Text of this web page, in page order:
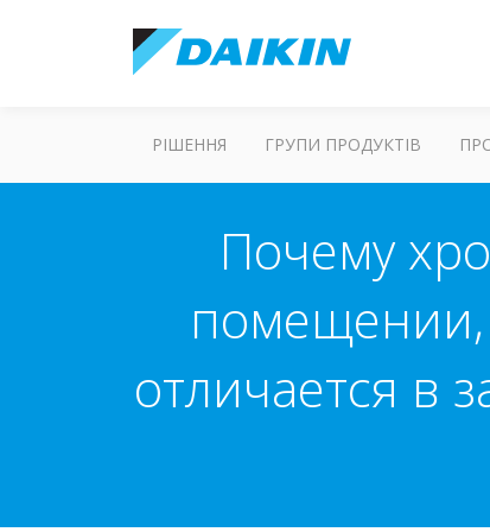
РІШЕННЯ ГРУПИ ПРОДУКТІВ
Почему
помещении,
отличается в